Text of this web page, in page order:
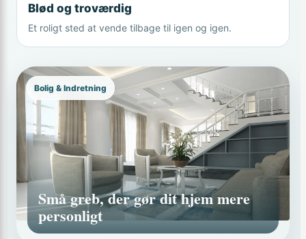
Blød og troværdig
Et roligt sted at vende tilbage til igen og igen.
Bolig & Indretning
Små greb, der gør dit hjem mere
personligt